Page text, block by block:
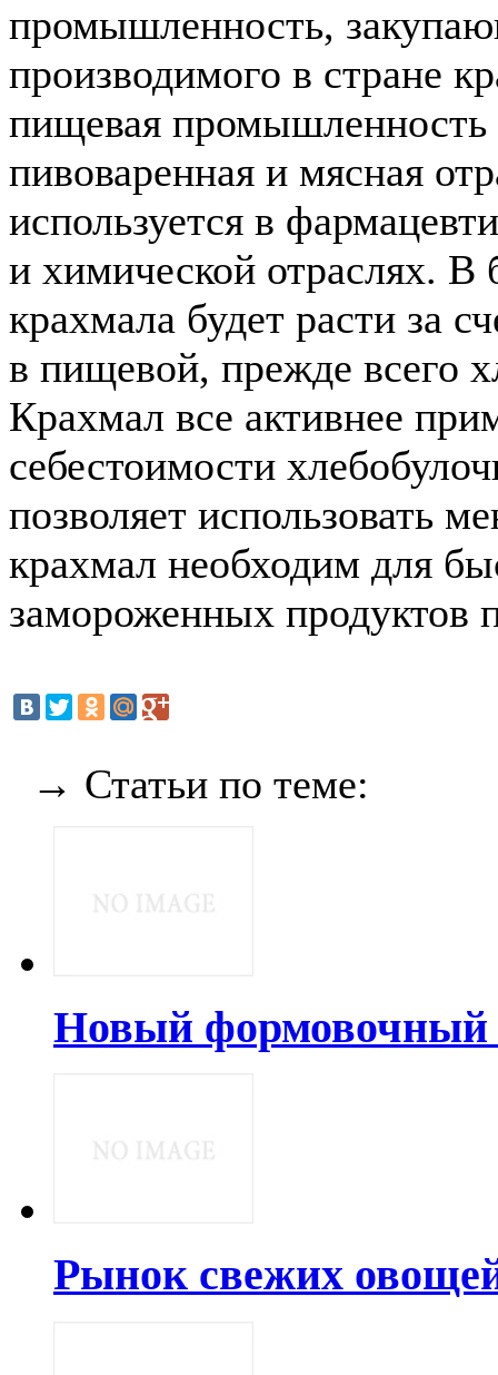
промышленность,
производимого в стране
пищевая промышленность
пивоваренная и мясная
используется в
и химической отраслях.
крахмала будет расти за
в пищевой, прежде всего
Крахмал все активнее
себестоимости
позволяет использовать
крахмал необходим для
замороженных продуктов
→ Статьи по теме:
Новый формовочный
Рынок свежих